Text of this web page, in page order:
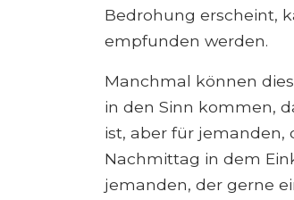
Bedrohung erscheint,
empfunden werden.
Manchmal können
in den Sinn kommen,
ist, aber für jemanden,
Nachmittag in dem
jemanden, der gerne